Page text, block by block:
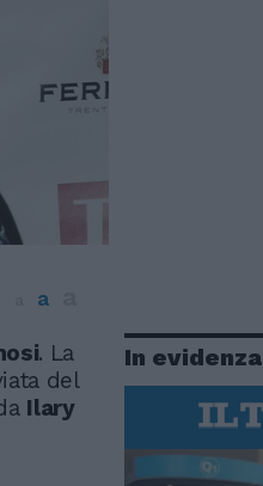
a
. La
del
Ilary
In evidenza